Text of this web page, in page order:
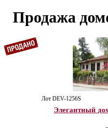
Продажа
Лот DEV-1256S
Элегантный